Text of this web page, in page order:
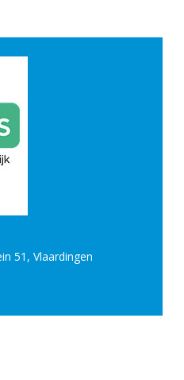
51, Vlaardingen